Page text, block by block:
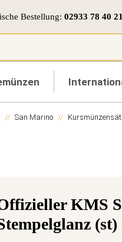
Bestellung: 02933 78 40
San Marino
KMS